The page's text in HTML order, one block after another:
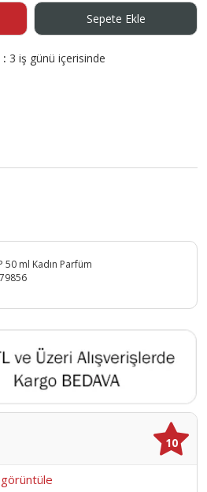
Sepete Ekle
3 iş günü içerisinde
50 ml Kadın Parfüm
10
görüntüle